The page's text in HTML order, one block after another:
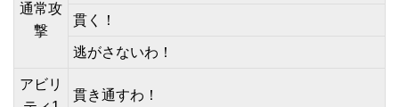
通常攻
撃
貫く！
逃がさないわ！
アビリ
貫き通すわ！